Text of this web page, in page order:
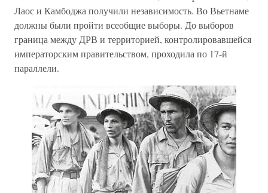
Лаос и Камбоджа получили независимость. Во Вьетнаме
должны были пройти всеобщие выборы. До выборов
граница между ДРВ и территорией, контролировавшейся
императорским правительством, проходила по 17-й
параллели.